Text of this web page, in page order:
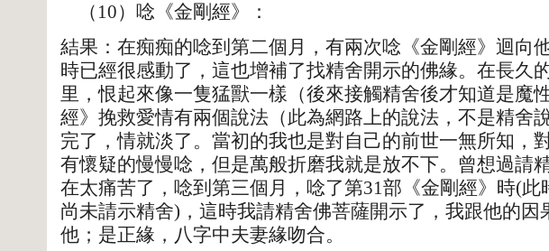
（10）唸《金剛經》：
結果：在痴痴的唸到第二個月，有兩次唸《金剛經》迴向
時已經很感動了，這也增補了找精舍開示的佛緣。在長久
里，恨起來像一隻猛獸一樣（後來接觸精舍後才知道是魔
經》挽救愛情有兩個說法（此為網路上的說法，不是精舍
完了，情就淡了。當初的我也是對自己的前世一無所知，
有懷疑的慢慢唸，但是萬般折磨我就是放不下。曾想過請
在太痛苦了，唸到第三個月，唸了第31部《金剛經》時(此
尚未請示精舍)，這時我請精舍佛菩薩開示了，我跟他的
他；是正緣，八字中夫妻緣吻合。